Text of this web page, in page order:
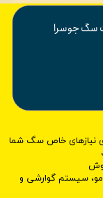
سگ جوسرا
نیازهای خاص سگ شما
سیستم گوارشی و